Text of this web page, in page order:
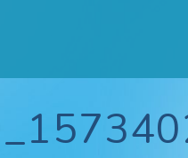
dla dzieci